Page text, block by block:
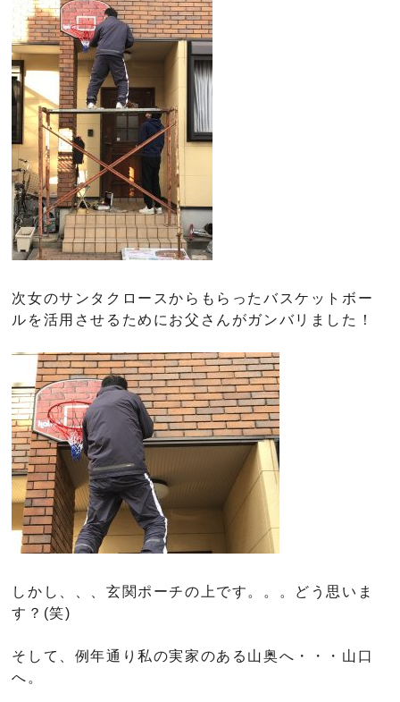
次女のサンタクロースからもらったバスケットボー
ルを活用させるためにお父さんがガンバリました！
しかし、、、玄関ポーチの上です。。。どう思いま
す？(笑)
そして、例年通り私の実家のある山奥へ・・・山口
へ。